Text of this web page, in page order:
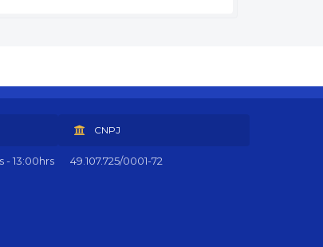
- 13:00hrs
CNPJ
49.107.725/0001-72